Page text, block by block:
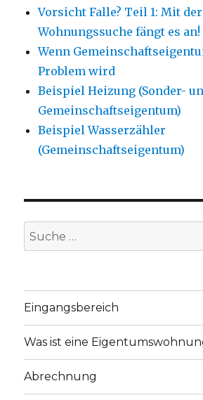
Vorsicht Falle? Teil 1: Mit der
Wohnungssuche fängt es an!
Wenn
Problem wird
Beispiel Heizung (Sonder-
Gemeinschaftseigentum)
Beispiel Wasserzähler
(Gemeinschaftseigentum)
Suche
nach:
Eingangsbereich
Was ist eine
Abrechnung